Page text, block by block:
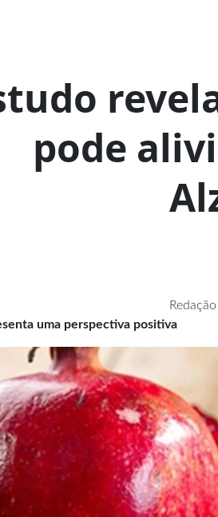
pode
uma perspectiva positiva